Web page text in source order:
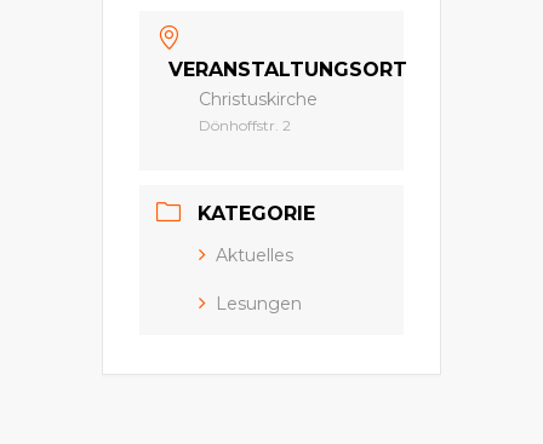
VERANSTALTUNGSORT
Christuskirche
Dönhoffstr. 2
KATEGORIE
Aktuelles
Lesungen